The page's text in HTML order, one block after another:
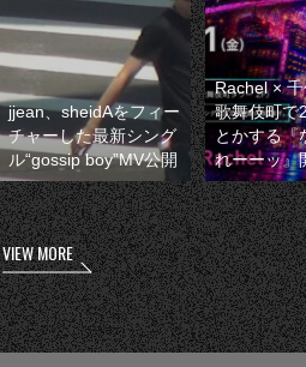
jjean、sheidAをフィー
チャーした最新シング
ル“gossip boy”MV公開
Rachel ×
歌舞伎町で
とかする『
れーーッ』
VIEW MORE